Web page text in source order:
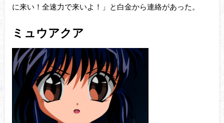
に来い！全速力で来いよ！」と白金から連絡があった。
ミュウアクア